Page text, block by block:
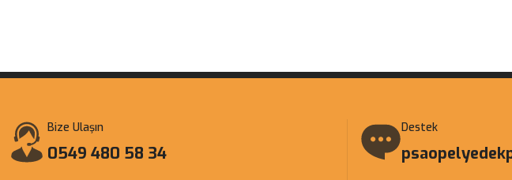
Bize Ulaşın
0549 480 58 34
Destek